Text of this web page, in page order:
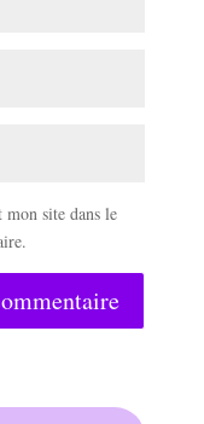
site dans le